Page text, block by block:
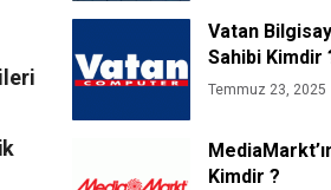
Vatan
Sahibi Kimdir
Temmuz 23, 2025
Kimdir ?